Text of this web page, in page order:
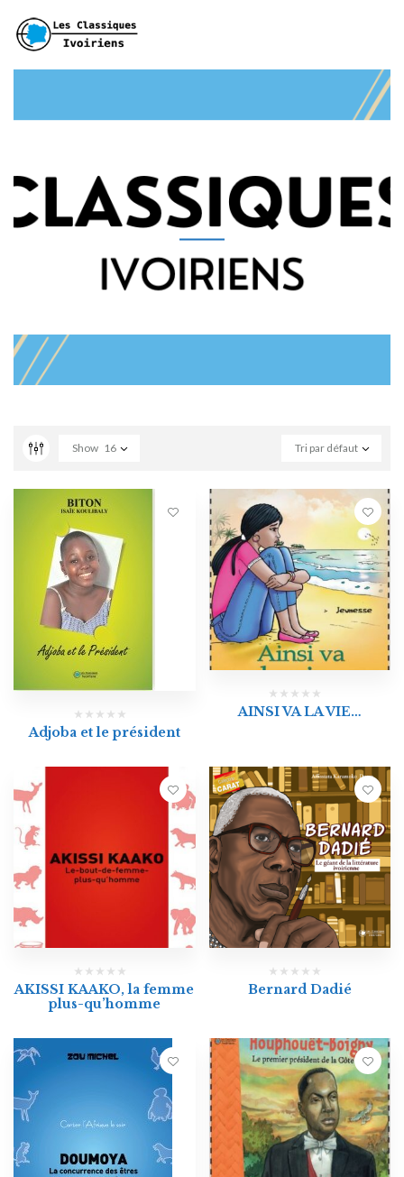
Tri par défaut
Show 16
Adjoba et le président
AINSI VA LA VIE…
AKISSI KAAKO, la femme
plus-qu’homme
Bernard Dadié